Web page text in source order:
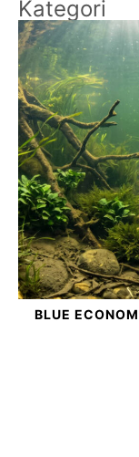
Kategori
BLUE